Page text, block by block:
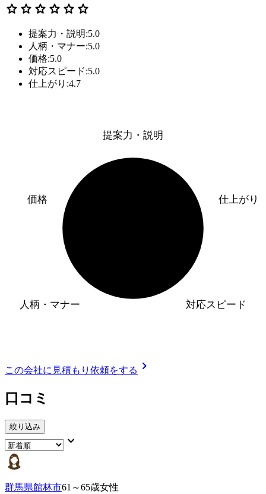
star star star star star star
提案力・説明:5.0
人柄・マナー:5.0
価格:5.0
対応スピード:5.0
仕上がり:4.7
提案力・説明
仕上がり
対応スピード
人柄・マナー
価格
この会社に見積もり依頼をする chevron_right
口コミ
絞り込み
keyboard_arrow_down
群馬県館林市61～65歳女性